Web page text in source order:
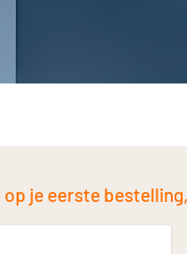
op je eerste